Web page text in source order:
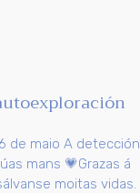
de maio A detección
mans 💗Grazas á
moitas vidas.